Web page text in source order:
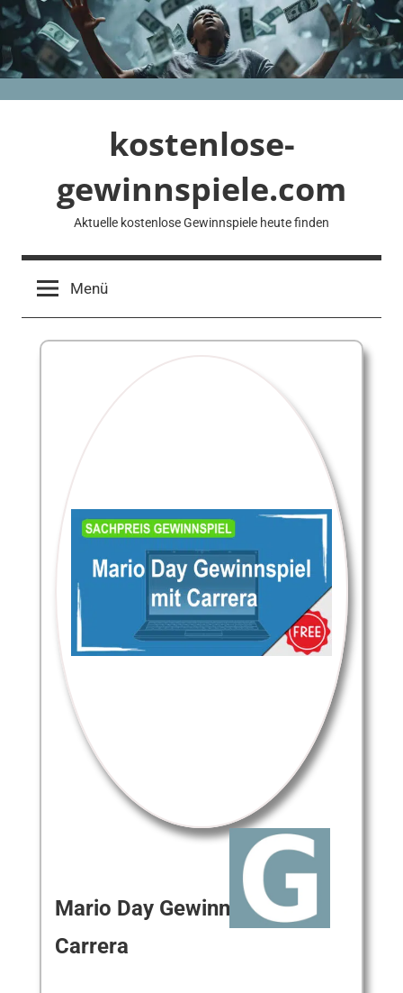
Zum
Inhalt
springen
kostenlose-
gewinnspiele.com
Aktuelle kostenlose Gewinnspiele heute finden
Menü
Mario Day Gewinnspiel mit
Carrera